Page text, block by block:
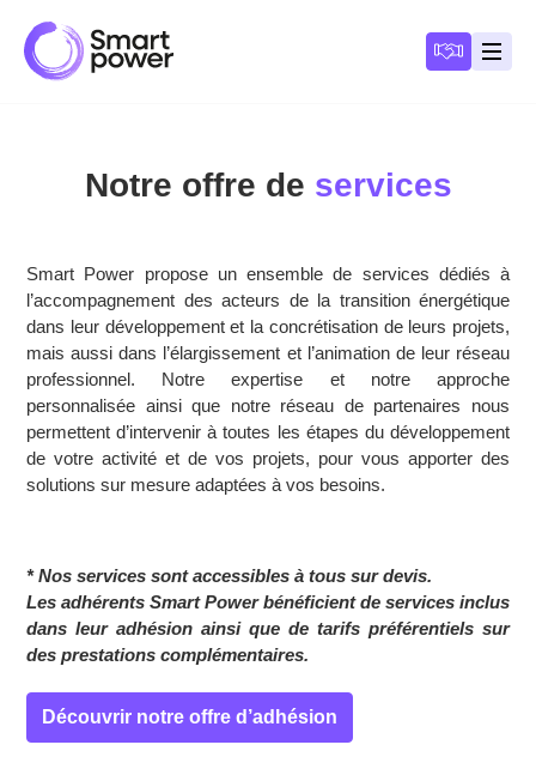
Devenir
Notre offre de services
Smart Power propose un ensemble de services dédiés à
l’accompagnement des acteurs de la transition énergétique
dans leur développement et la concrétisation de leurs projets,
mais aussi dans l’élargissement et l’animation de leur réseau
professionnel. Notre expertise et notre approche
personnalisée ainsi que notre réseau de partenaires nous
permettent d’intervenir à toutes les étapes du développement
de votre activité et de vos projets, pour vous apporter des
solutions sur mesure adaptées à vos besoins.
* Nos services sont accessibles à tous sur devis.
Les adhérents Smart Power bénéficient de services inclus
dans leur adhésion ainsi que de tarifs préférentiels sur
des prestations complémentaires.
Découvrir notre offre d’adhésion